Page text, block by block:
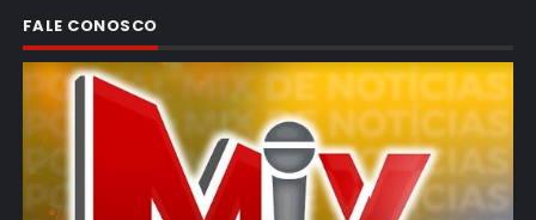
FALE CONOSCO